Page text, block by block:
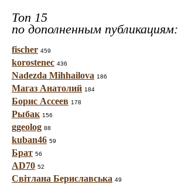
Топ 15
по дополненным публикациям:
fischer 459
korostenec 436
Nadezda Mihhailova 186
Магаз Анатолий 184
Борис Ассеев 178
Рыбак 156
ggeolog 88
kuban46 59
Брат 56
AD70 52
Світлана Бериславська 49